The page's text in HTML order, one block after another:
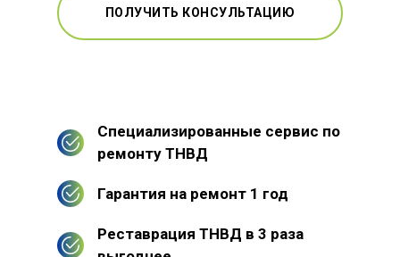
ПОЛУЧИТЬ КОНСУЛЬТАЦИЮ
Специализированные сервис по
ремонту ТНВД
Гарантия на ремонт 1 год
Реставрация ТНВД в 3 раза